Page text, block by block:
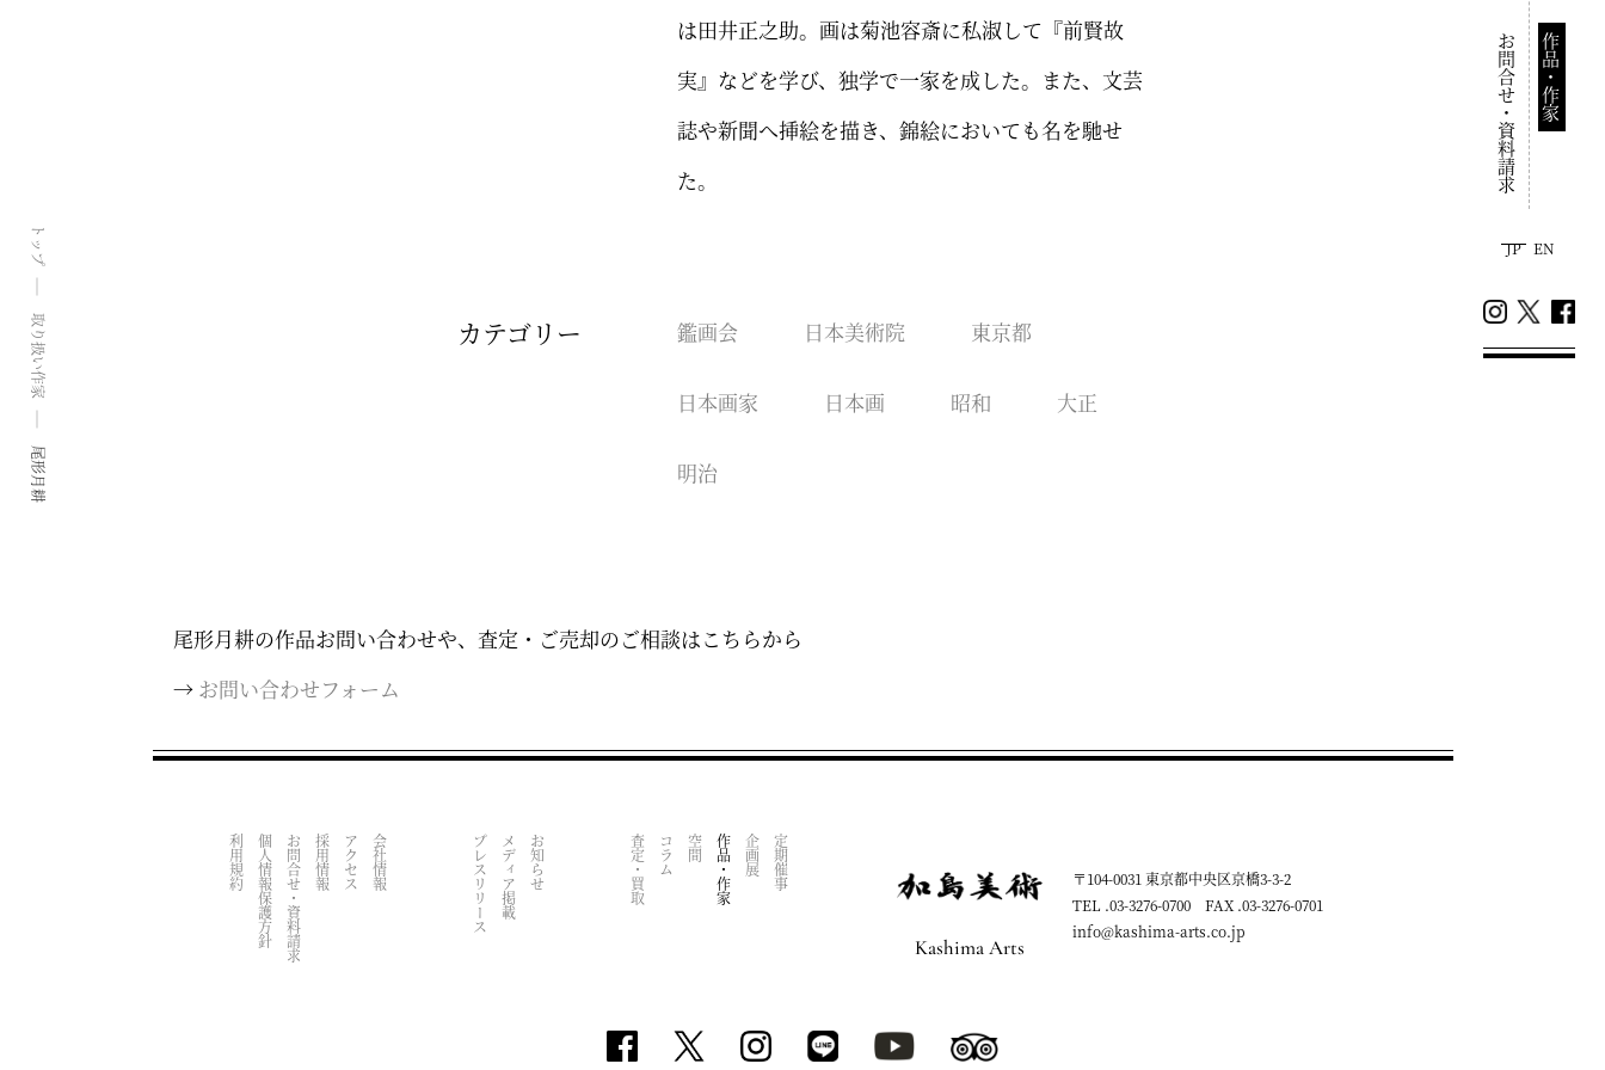
作品・作家
お問合せ・資料請求
JP EN
トップ
取り扱い作家
尾形月耕
は田井正之助。画は菊池容斎に私淑して『前賢故
実』などを学び、独学で一家を成した。また、文芸
誌や新聞へ挿絵を描き、錦絵においても名を馳せ
た。
カテゴリー 鑑画会 日本美術院 東京都
日本画家 日本画 昭和 大正
明治
尾形月耕の作品お問い合わせや、査定・ご売却のご相談はこちらから
→ お問い合わせフォーム
定期催事
企画展
作品・作家
空間
コラム
査定・買取
お知らせ
メディア掲載
プレスリリース
会社情報
アクセス
採用情報
お問合せ・資料請求
個人情報保護方針
利用規約
Kashima Arts
〒104-0031 東京都中央区京橋3-3-2
TEL .03-3276-0700 FAX .03-3276-0701
info@kashima-arts.co.jp